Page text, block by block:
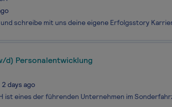
d) Personalentwicklung
2 days ago